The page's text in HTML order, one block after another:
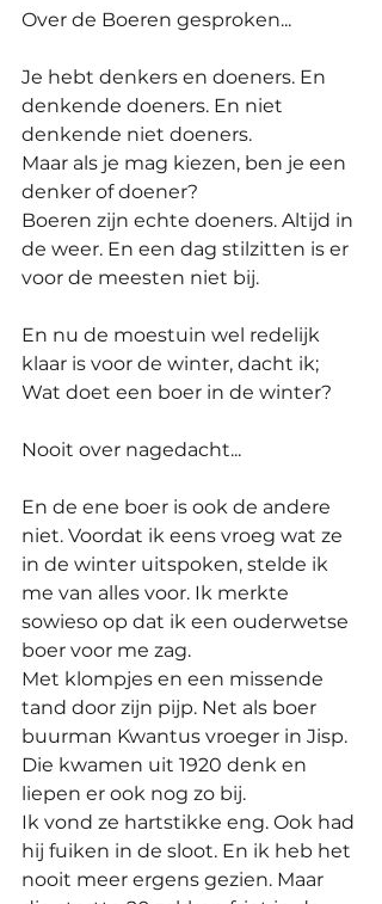
Over de Boeren gesproken...
Je hebt denkers en doeners. En
denkende doeners. En niet
denkende niet doeners.
Maar als je mag kiezen, ben je een
denker of doener?
Boeren zijn echte doeners. Altijd in
de weer. En een dag stilzitten is er
voor de meesten niet bij.
En nu de moestuin wel redelijk
klaar is voor de winter, dacht ik;
Wat doet een boer in de winter?
Nooit over nagedacht...
En de ene boer is ook de andere
niet. Voordat ik eens vroeg wat ze
in de winter uitspoken, stelde ik
me van alles voor. Ik merkte
sowieso op dat ik een ouderwetse
boer voor me zag.
Met klompjes en een missende
tand door zijn pijp. Net als boer
buurman Kwantus vroeger in Jisp.
Die kwamen uit 1920 denk en
liepen er ook nog zo bij.
Ik vond ze hartstikke eng. Ook had
hij fuiken in de sloot. En ik heb het
nooit meer ergens gezien. Maar